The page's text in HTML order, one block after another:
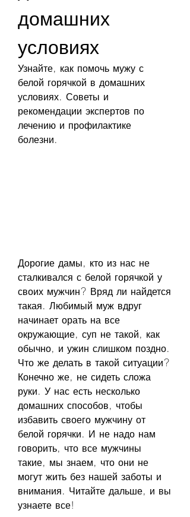
домашних
условиях
Узнайте, как помочь мужу с
белой горячкой в домашних
условиях. Советы и
рекомендации экспертов по
лечению и профилактике
болезни.
Дорогие дамы, кто из нас не
сталкивался с белой горячкой у
своих мужчин? Вряд ли найдется
такая. Любимый муж вдруг
начинает орать на все
окружающие, суп не такой, как
обычно, и ужин слишком поздно.
Что же делать в такой ситуации?
Конечно же, не сидеть сложа
руки. У нас есть несколько
домашних способов, чтобы
избавить своего мужчину от
белой горячки. И не надо нам
говорить, что все мужчины
такие, мы знаем, что они не
могут жить без нашей заботы и
внимания. Читайте дальше, и вы
узнаете все!